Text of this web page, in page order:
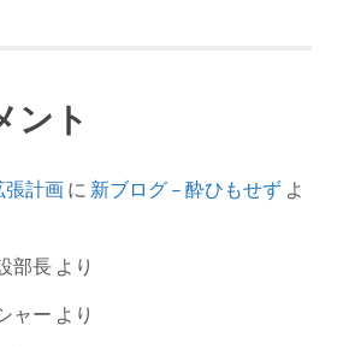
ント
張計画 に 新ブログ – 酔ひもせず よ
部長 より
ャー より